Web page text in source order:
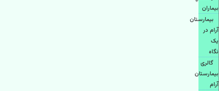
بیماران
بیمارستان
آرام در
یک
نگاه
گالری
بیمارستان
آرام